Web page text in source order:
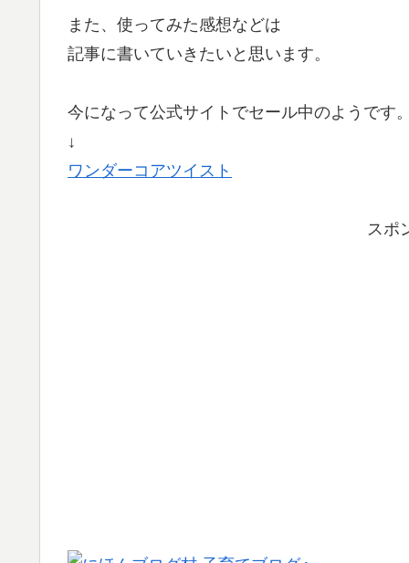
また、使ってみた感想などは
記事に書いていきたいと思います。
今になって公式サイトでセール中のようです。
↓
ワンダーコアツイスト
スポ